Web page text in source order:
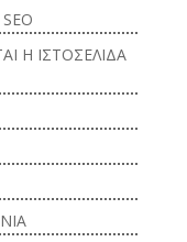
Η ΙΣΤΟΣΕΛΙΔΑ